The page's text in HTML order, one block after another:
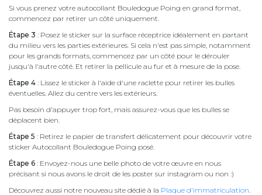
Si vous prenez votre autocollant Bouledogue Poing en grand format,
commencez par retirer un côté uniquement.
Étape 3 : Posez le sticker sur la surface réceptrice idéalement en partant
du milieu vers les parties extérieures. Si cela n'est pas simple, notamment
pour les grands formats, commencez par un côté pour le dérouler
jusqu'à l'autre côté. Et retirer la pellicule au fur et à mesure de la pose.
Étape 4 : Lissez le sticker à l'aide d'une raclette pour retirer les bulles
éventuelles. Allez du centre vers les extérieurs.
Pas besoin d'appuyer trop fort, mais assurez-vous que les bulles se
déplacent bien.
Étape 5 : Retirez le papier de transfert délicatement pour découvrir votre
sticker Autocollant Bouledogue Poing posé.
Étape 6 : Envoyez-nous une belle photo de votre œuvre en nous
précisant si nous avons le droit de les poster sur instagram ou non :)
Découvrez aussi notre nouveau site dédié à la Plaque d'immatriculation